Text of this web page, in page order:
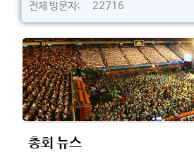
전체 방문자: 22716
총회 뉴스